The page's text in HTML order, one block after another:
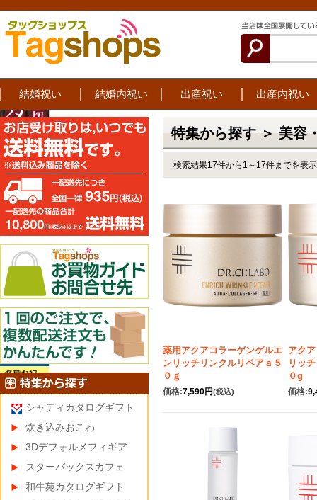
結婚祝い 結婚内祝い 出産祝い 出産内祝い
特集から探す ＞ 美容
検索結果17件から1～17件までを表示
薬用アクアコラーゲンゲルエ
ンリッチリンクルリペアａ５
０ｇ
価格:7,590円(税込)
アク
リッ
０g
価格:
シャディカタログギフト
炊き込みおこわ
3Dデフォルメフィギア
スターバックスカフェ
和牛苑カタログギフト